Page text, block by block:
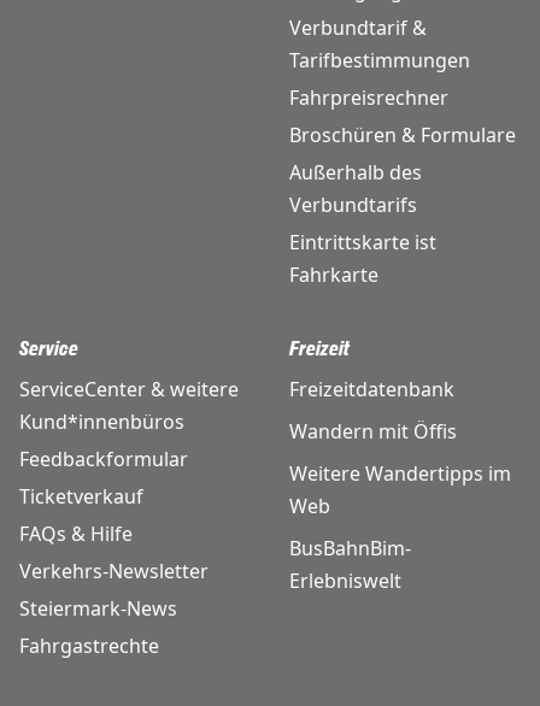
Verbundtarif &
Tarifbestimmungen
Fahrpreisrechner
Broschüren & Formulare
Außerhalb des
Verbundtarifs
Eintrittskarte ist
Fahrkarte
Service
ServiceCenter & weitere
Kund*innenbüros
Feedbackformular
Ticketverkauf
FAQs & Hilfe
Verkehrs-Newsletter
Steiermark-News
Fahrgastrechte
Freizeit
Freizeitdatenbank
Wandern mit Öffis
Weitere Wandertipps im
Web
BusBahnBim-
Erlebniswelt